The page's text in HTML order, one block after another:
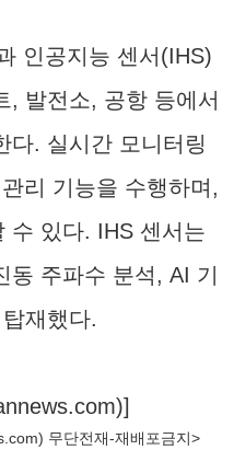
인공지능 센서(IHS)
, 발전소, 공항 등에서
다. 실시간 모니터링
리 기능을 수행하며,
수 있다. IHS 센서는
주파수 분석, AI 기
재했다.
)]
) 무단전재-재배포금지>